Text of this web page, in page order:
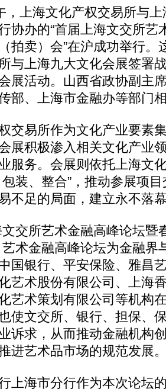
上海文化产权交易所与上
协办的“首届上海文交所艺
拍卖）会”在沪成功举行。
与上海九大文化会展签署
展活动。山西省政协副主
部、上海市金融办等部门
易所作为文化产业要素
展积极渗入相关文化产业
服务。会展则依托上海文
包装、整合”，推动参展项
不足的局面，建立永不落
所艺术金融高峰论坛暨
艺术金融高峰论坛为金融
国银行、平安保险、雅昌
艺术股份有限公司、上海
艺术策划有限公司等机构
使文交所、银行、担保、
诉求，从而推动金融机构
进艺术品市场的规范发展
海市分行作为本次论坛